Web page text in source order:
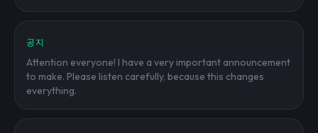
공지
Attention everyone! I have a very important announcement
to make. Please listen carefully, because this changes
everything.